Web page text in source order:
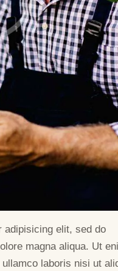
adipisicing elit, sed do
magna aliqua. Ut
laboris nisi ut